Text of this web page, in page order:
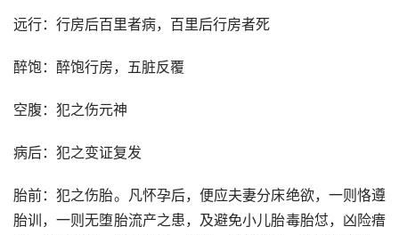
远行：行房后百里者病，百里后行房者死
醉饱：醉饱行房，五脏反覆
空腹：犯之伤元神
病后：犯之变证复发
胎前：犯之伤胎。凡怀孕后，便应夫妻分床绝欲，一则恪遵
胎训，一则无堕胎流产之患，及避免小儿胎毒胎怤，凶险瘄